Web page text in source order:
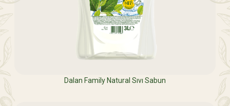
Dalan Family Natural Sıvı Sabun